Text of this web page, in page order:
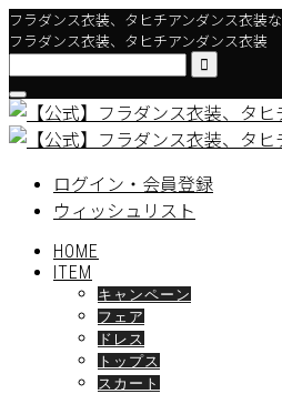
フラダンス衣装、タヒチアンダンス衣装
フラダンス衣装、タヒチアンダンス衣装

ログイン・会員登録
ウィッシュリスト
HOME
ITEM
キャンペーン
フェア
ドレス
トップス
スカート